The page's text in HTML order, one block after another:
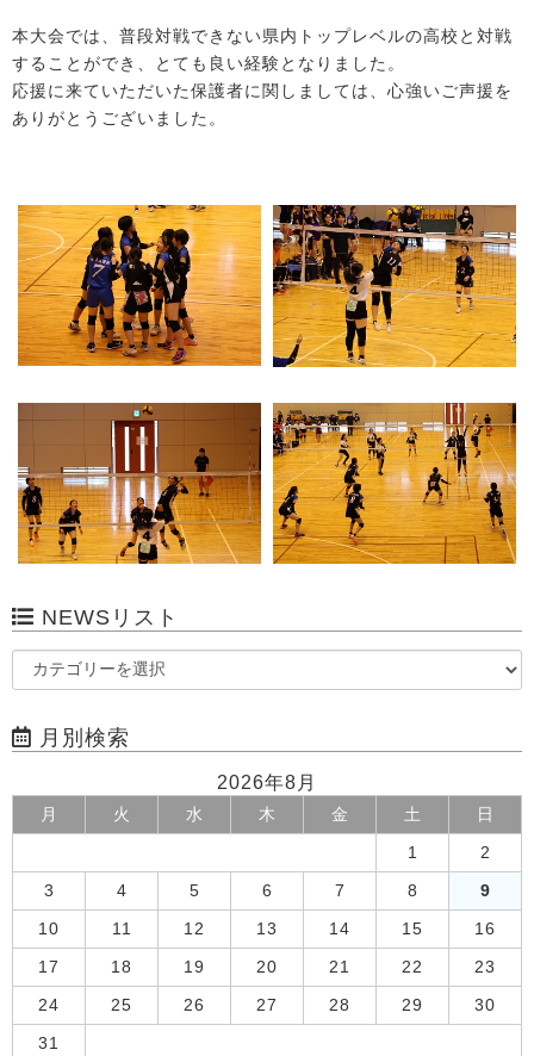
本大会では、普段対戦できない県内トップレベルの高校と対戦
することができ、とても良い経験となりました。
応援に来ていただいた保護者に関しましては、心強いご声援を
ありがとうございました。
NEWSリスト
月別検索
2026年8月
月 火 水 木 金 土 日
1 2
3 4 5 6 7 8 9
10 11 12 13 14 15 16
17 18 19 20 21 22 23
24 25 26 27 28 29 30
31